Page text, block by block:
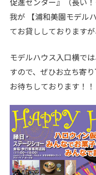
我が 【浦和美園モデル
てお貸ししておりますが
モデルハウス入口横で
すので、ぜひお立ち寄り
お待ちしております！！